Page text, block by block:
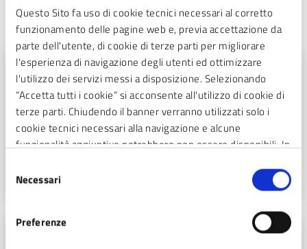
Questo Sito fa uso di cookie tecnici necessari al corretto
funzionamento delle pagine web e, previa accettazione da
parte dell'utente, di cookie di terze parti per migliorare
l'esperienza di navigazione degli utenti ed ottimizzare
l'utilizzo dei servizi messi a disposizione. Selezionando
“Accetta tutti i cookie” si acconsente all'utilizzo di cookie di
terze parti. Chiudendo il banner verranno utilizzati solo i
cookie tecnici necessari alla navigazione e alcune
funzionalità aggiuntive potrebbero non essere disponibili. In
che contribuiscono a rendere fruibile il sito web abilitando
funzionalità di base quali la navigazione sulle pagine e
l’accesso alle aree protette del sito. Il sito web non è in
grado di funzionare correttamente senza questi cookie
delNecessari
Preferenze
Questo luogo è sede di
ORGANI DI GOVERNO
Giunta Comunale
La Giunta è un organo collegiale composto da Sindaco e
Assessori che insieme amministrano la Città. Leggi chi la